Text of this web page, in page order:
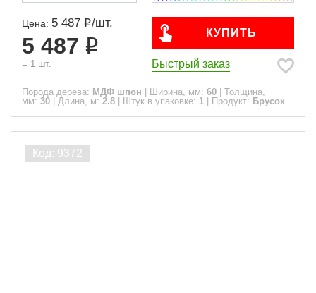
Цена: 5 487 /шт.
5 487
= 1 шт.
КУПИТЬ
Быстрый заказ
Порода дерева: МДФ шпон Ширина, мм: 60
Толщина,
мм: 30 Длина, м: 2.8 Штук в упаковке: 1 Продукт: Брусок